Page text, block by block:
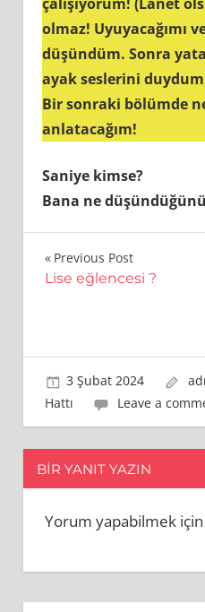
olmaz! Uyuyacağımı
düşündüm. Sonra
ayak seslerini
Bir sonraki bölümde
anlatacağım!
Saniye kimse?
Bana ne
Yazı
Previous Post
Lise eğlencesi ?
3 Şubat 2024
Hattı
Leave a
BIR YANIT YAZIN
Yorum yapabilmek için